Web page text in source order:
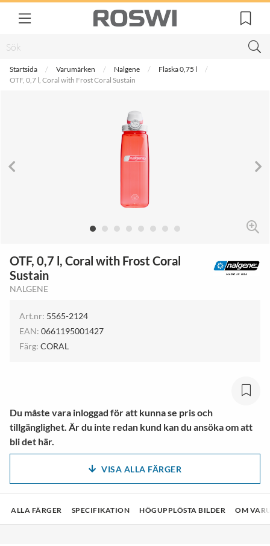
Startsida Varumärken Nalgene
Flaska 0,75 l
OTF, 0,7 l, Coral with Frost Coral Sustain
OTF, 0,7 l, Coral with Frost Coral
Sustain
NALGENE
Art.nr: 5565-2124
EAN: 0661195001427
Färg: CORAL
Du måste vara inloggad för att kunna se pris och
tillgänglighet. Är du inte redan kund kan du ansöka om att
bli det här.
VISA ALLA FÄRGER
ALLA FÄRGER SPECIFIKATION HÖGUPPLÖSTA BILDER OM